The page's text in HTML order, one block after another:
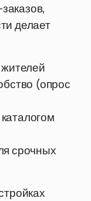
делает
(опрос
срочных